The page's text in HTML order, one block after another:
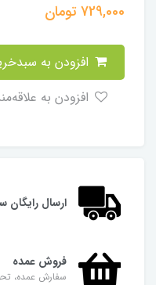
729,000تومان
ارسال رایگان سفارش
فروش عمده
سفارش عمده،